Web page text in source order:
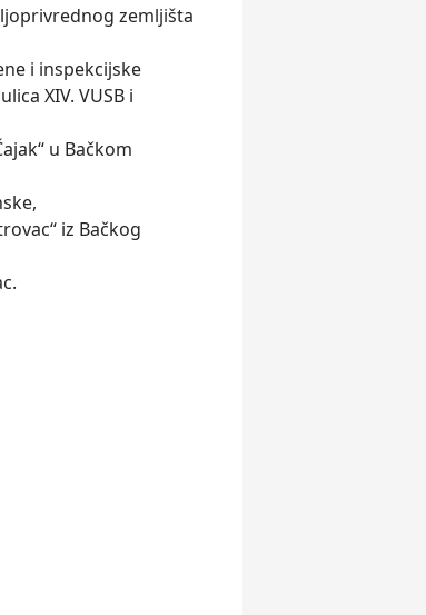
zemljišta
i inspekcijske
XIV. VUSB i
u Bačkom
iz Bačkog